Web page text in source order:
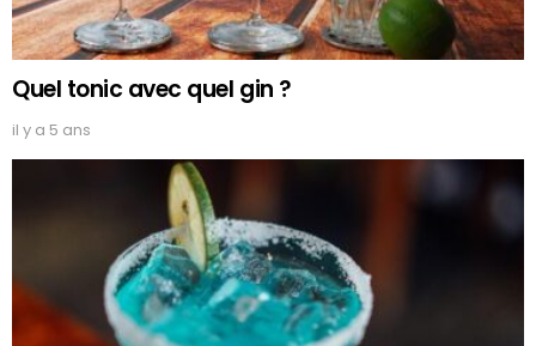
Quel tonic avec quel gin ?
il y a 5 ans